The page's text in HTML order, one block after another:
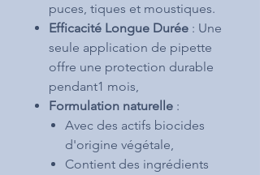
puces, tiques et moustiques.
Efficacité Longue Durée : Une
seule application de pipette
offre une protection durable
pendant1 mois,
Formulation naturelle :
Avec des actifs biocides
d'origine végétale,
Contient des ingrédients